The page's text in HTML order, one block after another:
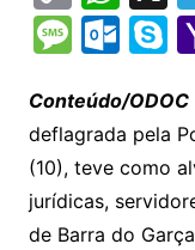
o
p
y
Li
n
k
h
at
s
A
p
p
M
s
s
a
g
O
lo
o
k.
c
S
y
p
e
Conteúdo/ODOC
deflagrada pela
(10), teve como
jurídicas,
de Barra do